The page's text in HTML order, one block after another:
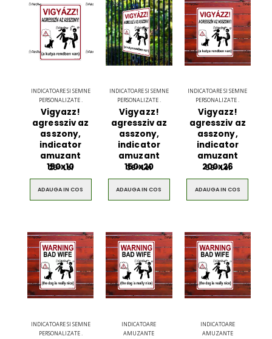
INDICATOARE SI SEMNE
PERSONALIZATE .
Vigyazz!
agressziv az
asszony,
indicator
amuzant
150x10
2500Lei
ADAUGA IN COS
INDICATOARE SI SEMNE
PERSONALIZATE .
Vigyazz!
agressziv az
asszony,
indicator
amuzant
150x20
3800Lei
ADAUGA IN COS
INDICATOARE SI SEMNE
PERSONALIZATE .
Vigyazz!
agressziv az
asszony,
indicator
amuzant
200x26
5800Lei
ADAUGA IN COS
INDICATOARE SI SEMNE
PERSONALIZATE .
INDICATOARE
AMUZANTE
INDICATOARE
AMUZANTE